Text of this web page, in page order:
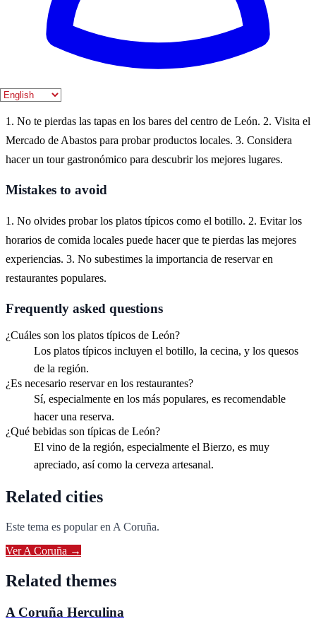
León es un destino ideal para disfrutar de la gastronomía española,
con una rica tradición culinaria que incluye tapas, embutidos y vinos
locales. Puedes experimentar la cultura gastronómica en restaurantes
y mercados locales, donde los sabores de la región cobran vida.
Practical tips
1. No te pierdas las tapas en los bares del centro de León. 2. Visita el
Mercado de Abastos para probar productos locales. 3. Considera
hacer un tour gastronómico para descubrir los mejores lugares.
Mistakes to avoid
1. No olvides probar los platos típicos como el botillo. 2. Evitar los
horarios de comida locales puede hacer que te pierdas las mejores
experiencias. 3. No subestimes la importancia de reservar en
restaurantes populares.
Frequently asked questions
¿Cuáles son los platos típicos de León?
Los platos típicos incluyen el botillo, la cecina, y los quesos
de la región.
¿Es necesario reservar en los restaurantes?
Sí, especialmente en los más populares, es recomendable
hacer una reserva.
¿Qué bebidas son típicas de León?
El vino de la región, especialmente el Bierzo, es muy
apreciado, así como la cerveza artesanal.
Related cities
Este tema es popular en A Coruña.
VerA Coruña →
Related themes
A Coruña Herculina